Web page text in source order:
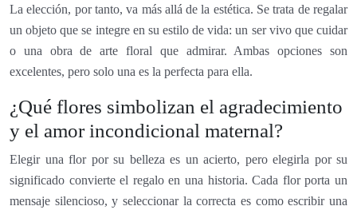
La elección, por tanto, va más allá de la estética. Se trata de regalar
un objeto que se integre en su estilo de vida: un ser vivo que cuidar
o una obra de arte floral que admirar. Ambas opciones son
excelentes, pero solo una es la perfecta para ella.
¿Qué flores simbolizan el agradecimiento
y el amor incondicional maternal?
Elegir una flor por su belleza es un acierto, pero elegirla por su
significado convierte el regalo en una historia. Cada flor porta un
mensaje silencioso, y seleccionar la correcta es como escribir una